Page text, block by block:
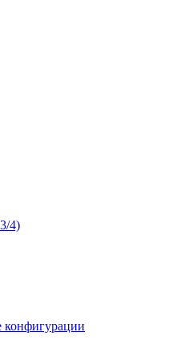
4)
конфигурации